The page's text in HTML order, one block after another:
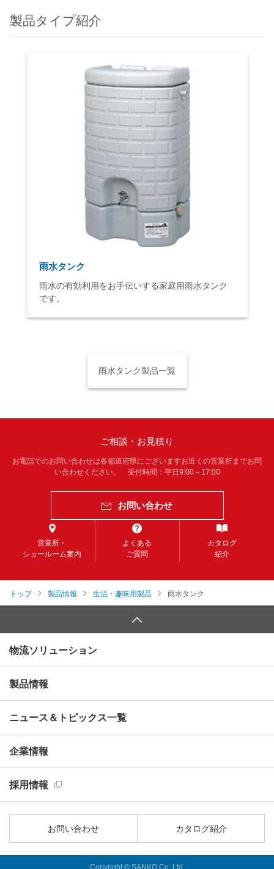
製品タイプ紹介
雨水タンク
雨水の有効利用をお手伝いする家庭用雨水タンク
です。
雨水タンク製品一覧
ご相談・お見積り
お電話でのお問い合わせは各都道府県にございますお近くの営業所までお問
い合わせください。 受付時間：平日9:00～17:00
お問い合わせ
営業所・
ショールーム案内
よくある
ご質問
カタログ
紹介
トップ 製品情報 生活・趣味用製品 雨水タンク
物流ソリューション
製品情報
ニュース＆トピックス一覧
企業情報
採用情報
お問い合わせ カタログ紹介